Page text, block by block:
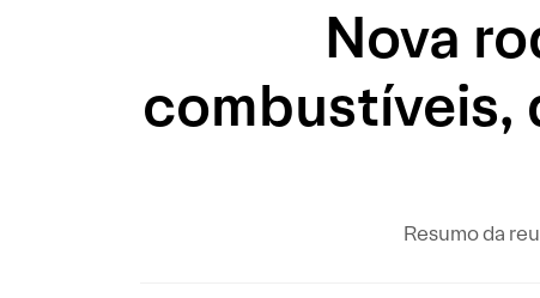
Nova
combustíveis,
Resumo da